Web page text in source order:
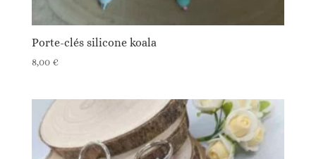
Porte-clés silicone koala
8,00 €